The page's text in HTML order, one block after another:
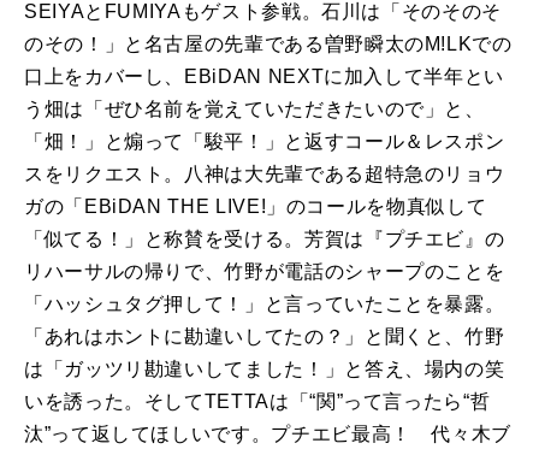
SEIYAと FUMIYA もゲスト参戦。石川は「そのそのそ
のその！」と名古屋の先輩である曽野瞬太のM!LKでの
口上をカバーし、
EBiDAN NEXTに加入して半年とい
う畑は「ぜひ名前を覚えていただきたいので」と、
「畑！」と煽って「駿平！」と返すコール＆レスポン
スをリクエスト。八神は大先輩である超特急のリョウ
ガの「 EBiDAN THE LIVE! 」のコールを物真似して
「似てる！」と称賛を受ける。芳賀は『プチエビ』の
リハーサルの帰りで、竹野が電話のシャープのことを
「ハッシュタグ押して！」と言っていたことを暴露。
「あれはホントに勘違いしてたの？」と聞くと、竹野
は「ガッツリ勘違いしてました！」と答え、場内の笑
いを誘った。そしてTETTAは「“関”って言ったら“哲
汰”って返してほしいです。プチエビ最高！ 代々木ブ